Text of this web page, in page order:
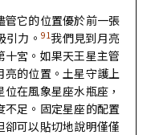
管它的位置優於前一張
引力。91我們見到月亮
宮。如果天王星主管
亮的位置。土星守護上
在風象星座水瓶座，
足。固定星座的配置
可以貼切地說明僅僅